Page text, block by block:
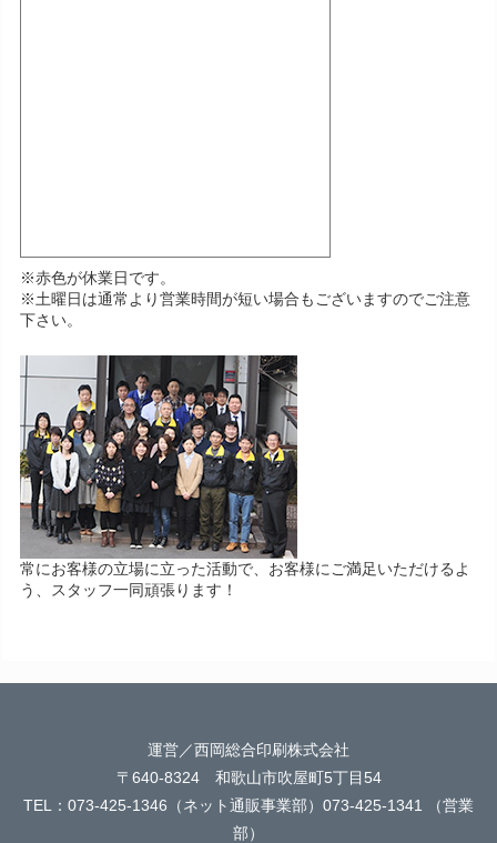
※赤色が休業日です。
※土曜日は通常より営業時間が短い場合もございますのでご注意
下さい。
常にお客様の立場に立った活動で、お客様にご満足いただけるよ
う、スタッフ一同頑張ります！
運営／西岡総合印刷株式会社
〒640-8324 和歌山市吹屋町5丁目54
TEL：073-425-1346（ネット通販事業部）073-425-1341 （営業
部）